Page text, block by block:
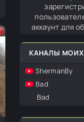
аккаунт для
КАНАЛЫ МОИХ
ShermanBy
Bad
Bad